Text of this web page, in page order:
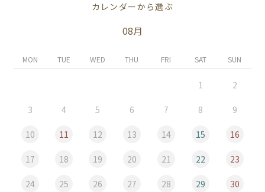
カレンダーから選ぶ
08月
MON TUE WED THU FRI SAT SUN
1 2
3 4 5 6 7 8 9
10 11 12 13 14 15 16
17 18 19 20 21 22 23
24 25 26 27 28 29 30